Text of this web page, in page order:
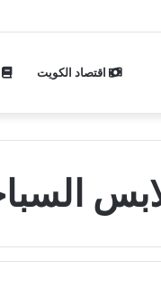
اقتصاد الكويت